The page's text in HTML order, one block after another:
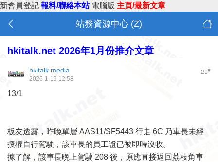
新會員登記 報料/聯絡本站 電腦版 主頁/最新文章
站務資源中心 (Z)
hkitalk.net 2026年1月份推介文章
21#
hkitalk.media
2026-1-19 12:58
13/1
板友透露，昨晚單層 AAS11/SF5443 行走 6C 乃車長未經
授權自行駕駛，該車長的員工證已被即時沒收。
據了解，該車長晩上駕駛 208 後，原應直接返回荔枝角車